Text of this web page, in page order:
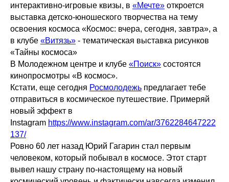
интерактивно-игровые квизы, в «Мечте» откроется
выставка детско-юношеского творчества на тему
освоения космоса «Космос: вчера, сегодня, завтра», а
в клубе «Витязь» - тематическая выставка рисунков
«Тайны космоса»
В Молодежном центре и клубе «Поиск» состоятся
кинопросмотры «В космос».
Кстати, еще сегодня Росмолодежь предлагает тебе
отправиться в космическое путешествие. Примеряй
новый эффект в
Instagram https://www.instagram.com/ar/3762284647222
137/
Ровно 60 лет назад Юрий Гагарин стал первым
человеком, который побывал в космосе. Этот старт
вывел нашу страну по-настоящему на новый